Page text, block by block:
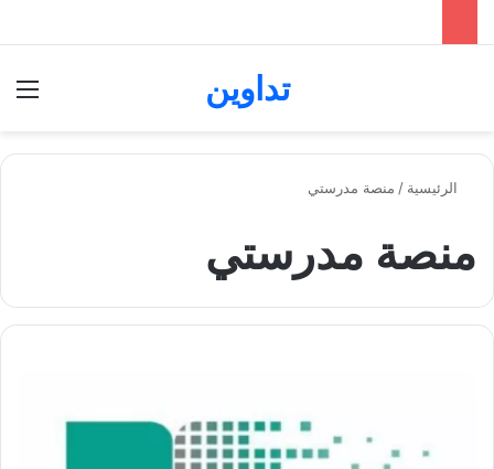
تداوين
الرئيسية / منصة مدرستي
منصة مدرستي